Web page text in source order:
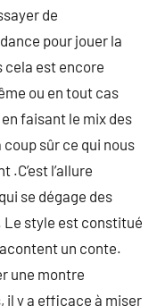
de
pour jouer la
cela est encore
ou en tout cas
faisant le mix des
coup sûr ce qui nous
l’allure
se dégage des
Le style est constitué
un conte.
une montre
il y a efficace à miser